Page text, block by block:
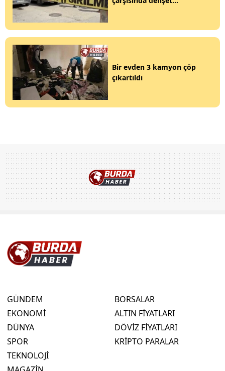
Bir evden 3 kamyon çöp
çıkartıldı
GÜNDEM
EKONOMİ
DÜNYA
SPOR
TEKNOLOJİ
BORSALAR
ALTIN FİYATLARI
DÖVİZ FİYATLARI
KRİPTO PARALAR